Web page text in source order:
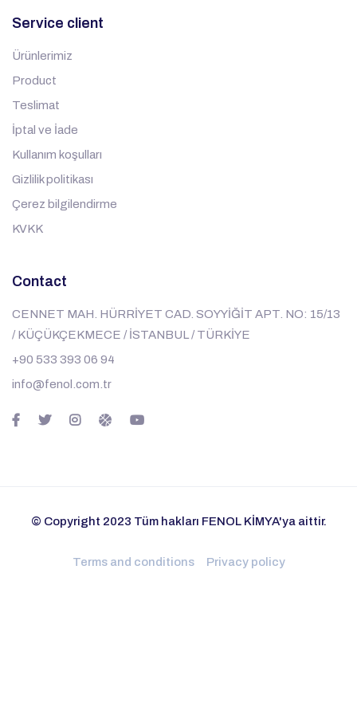
Service client
Ürünlerimiz
Product
Teslimat
İptal ve İade
Kullanım koşulları
Gizlilik politikası
Çerez bilgilendirme
KVKK
Contact
CENNET MAH. HÜRRİYET CAD. SOYYİĞİT APT. NO: 15/13
/ KÜÇÜKÇEKMECE / İSTANBUL / TÜRKİYE
+90 533 393 06 94
info@fenol.com.tr
© Copyright 2023 Tüm hakları FENOL KİMYA'ya aittir.
Terms and conditions Privacy policy